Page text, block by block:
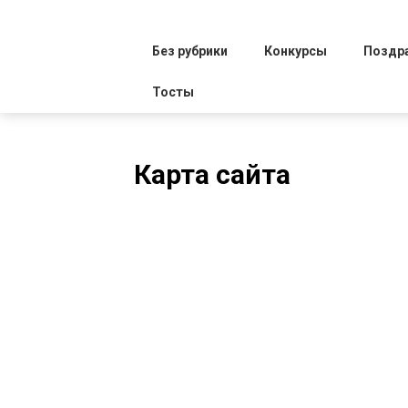
Без рубрики Конкурсы
Тосты
Карта сайта